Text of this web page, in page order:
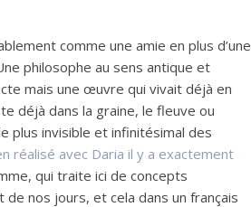
comme une amie en plus d’une
philosophe au sens antique et
mais une œuvre qui vivait déjà en
déjà dans la graine, le fleuve ou
plus invisible et infinitésimal des
réalisé avec Daria il y a exactement
qui traite ici de concepts
nos jours, et cela dans un français